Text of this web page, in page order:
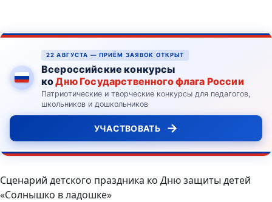
22 АВГУСТА — ПРИЁМ ЗАЯВОК ОТКРЫТ
Всероссийские конкурсы
коДню Государственного флага России
Патриотические и творческие конкурсы для педагогов,
школьников и дошкольников
УЧАСТВОВАТЬ →
Сценарий детского праздника ко Дню защиты детей
«Солнышко в ладошке»